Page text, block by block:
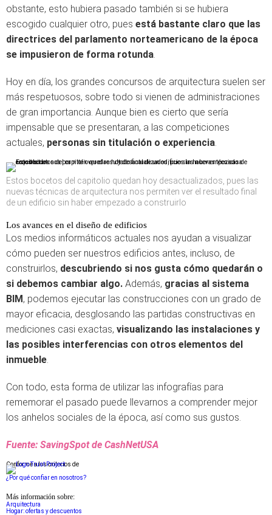
obstante, esto hubiera pasado también si se hubiera
escogido cualquier otro, pues está bastante claro que las
directrices del parlamento norteamericano de la época
se impusieron de forma rotunda.
Hoy en día, los grandes concursos de arquitectura suelen ser
más respetuosos, sobre todo si vienen de administraciones
de gran importancia. Aunque bien es cierto que sería
impensable que se presentaran, a las competiciones
actuales, personas sin titulación o experiencia.
Estos bocetos del capitolio quedan hoy desactualizados, pues las
nuevas técnicas de arquitectura nos permiten ver el resultado final
de un edificio sin haber empezado a construirlo
Los avances en el diseño de edificios
Los medios informáticos actuales nos ayudan a visualizar
cómo pueden ser nuestros edificios antes, incluso, de
construirlos, descubriendo si nos gusta cómo quedarán o
si debemos cambiar algo. Además, gracias al sistema
BIM, podemos ejecutar las construcciones con un grado de
mayor eficacia, desglosando las partidas constructivas en
mediciones casi exactas, visualizando las instalaciones y
las posibles interferencias con otros elementos del
inmueble.
Con todo, esta forma de utilizar las infografías para
rememorar el pasado puede llevarnos a comprender mejor
los anhelos sociales de la época, así como sus gustos.
Fuente: SavingSpot de CashNetUSA
Conforme a los criterios de
¿Por qué confiar en nosotros?
Más información sobre:
Arquitectura
Hogar: ofertas y descuentos